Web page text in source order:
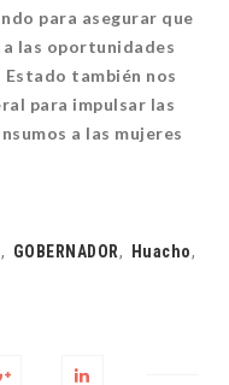
para asegurar que
las oportunidades
Estado también nos
para impulsar las
a las mujeres
, GOBERNADOR, Huacho,